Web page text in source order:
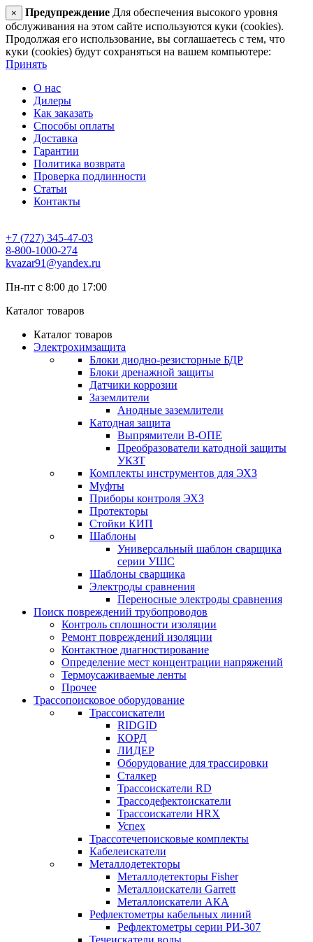
× Предупреждение Для обеспечения высокого уровня
обслуживания на этом сайте используются куки (cookies).
Продолжая его использование, вы соглашаетесь с тем, что
куки (cookies) будут сохраняться на вашем компьютере:
Принять
О нас
Дилеры
Как заказать
Способы оплаты
Доставка
Гарантии
Политика возврата
Проверка подлинности
Статьи
Контакты
+7 (727) 345-47-03
8-800-1000-274
kvazar91@yandex.ru
Пн-пт с 8:00 до 17:00
Каталог товаров
Каталог товаров
Электрохимзащита
Блоки диодно-резисторные БДР
Блоки дренажной защиты
Датчики коррозии
Заземлители
Анодные заземлители
Катодная защита
Выпрямители В-ОПЕ
Преобразователи катодной защиты
УКЗТ
Комплекты инструментов для ЭХЗ
Муфты
Приборы контроля ЭХЗ
Протекторы
Стойки КИП
Шаблоны
Универсальный шаблон сварщика
серии УШС
Шаблоны сварщика
Электроды сравнения
Переносные электроды сравнения
Поиск повреждений трубопроводов
Контроль сплошности изоляции
Ремонт повреждений изоляции
Контактное диагностирование
Определение мест концентрации напряжений
Термоусаживаемые ленты
Прочее
Трассопоисковое оборудование
Трассоискатели
RIDGID
КОРД
ЛИДЕР
Оборудование для трассировки
Сталкер
Трасcоискатели RD
Трассодефектоискатели
Трассоискатели HRX
Успех
Трассотечепоисковые комплекты
Кабелеискатели
Металлодетекторы
Металлодетекторы Fisher
Металлоискатели Garrett
Металлоискатели АКА
Рефлектометры кабельных линий
Рефлектометры серии РИ-307
Течеискатели воды